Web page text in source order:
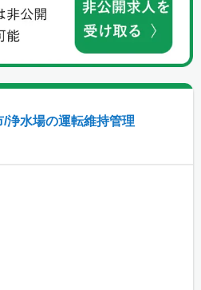
/浄水場の運転維持管理